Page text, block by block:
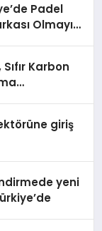
Padel
Olmayı
Karbon
giriş
yeni